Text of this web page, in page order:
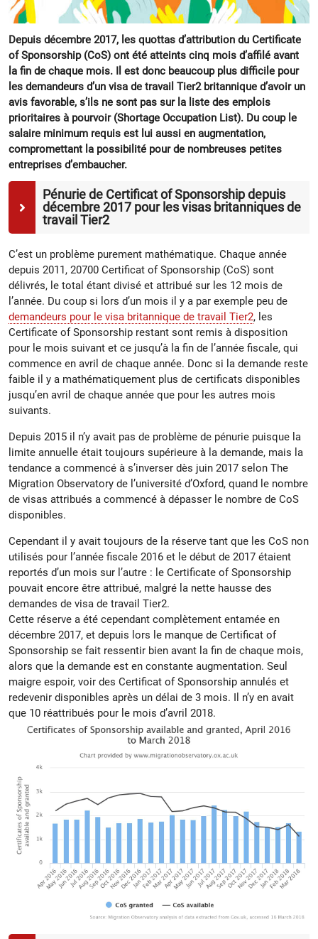
Depuis décembre 2017, les quottas d’attribution du Certificate
of Sponsorship (CoS) ont été atteints cinq mois d’affilé avant
la fin de chaque mois. Il est donc beaucoup plus difficile pour
les demandeurs d’un visa de travail Tier2 britannique d’avoir un
avis favorable, s’ils ne sont pas sur la liste des emplois
prioritaires à pourvoir (Shortage Occupation List). Du coup le
salaire minimum requis est lui aussi en augmentation,
compromettant la possibilité pour de nombreuses petites
entreprises d’embaucher.
Pénurie de Certificat of Sponsorship depuis
décembre 2017 pour les visas britanniques de
travail Tier2
C’est un problème purement mathématique. Chaque année
depuis 2011, 20700 Certificat of Sponsorship (CoS) sont
délivrés, le total étant divisé et attribué sur les 12 mois de
l’année. Du coup si lors d’un mois il y a par exemple peu de
demandeurs pour le visa britannique de travail Tier2, les
Certificate of Sponsorship restant sont remis à disposition
pour le mois suivant et ce jusqu’à la fin de l’année fiscale, qui
commence en avril de chaque année. Donc si la demande reste
faible il y a mathématiquement plus de certificats disponibles
jusqu’en avril de chaque année que pour les autres mois
suivants.
Depuis 2015 il n’y avait pas de problème de pénurie puisque la
limite annuelle était toujours supérieure à la demande, mais la
tendance a commencé à s’inverser dès juin 2017 selon The
Migration Observatory de l’université d’Oxford, quand le nombre
de visas attribués a commencé à dépasser le nombre de CoS
disponibles.
Cependant il y avait toujours de la réserve tant que les CoS non
utilisés pour l’année fiscale 2016 et le début de 2017 étaient
reportés d’un mois sur l’autre : le Certificate of Sponsorship
pouvait encore être attribué, malgré la nette hausse des
demandes de visa de travail Tier2.
Cette réserve a été cependant complètement entamée en
décembre 2017, et depuis lors le manque de Certificat of
Sponsorship se fait ressentir bien avant la fin de chaque mois,
alors que la demande est en constante augmentation. Seul
maigre espoir, voir des Certificat of Sponsorship annulés et
redevenir disponibles après un délai de 3 mois. Il n’y en avait
que 10 réattribués pour le mois d’avril 2018.